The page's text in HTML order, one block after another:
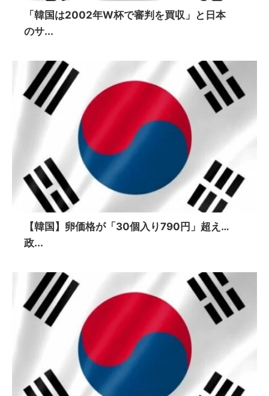
「韓国は2002年W杯で審判を買収」と日本
のサ...
【韓国】卵価格が「30個入り790円」超え…
政...